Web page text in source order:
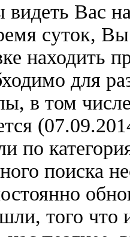
Вас
суток,
находить
для
в том
по
поиска
того что